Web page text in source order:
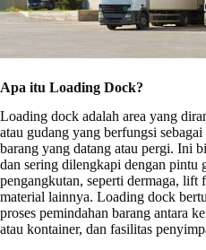
Apa itu Loading Dock?
Loading dock adalah area yang
atau gudang yang berfungsi
barang yang datang atau pergi. Ini
dan sering dilengkapi dengan pintu
pengangkutan, seperti dermaga, lift
material lainnya. Loading dock
proses pemindahan barang antara
atau kontainer, dan fasilitas